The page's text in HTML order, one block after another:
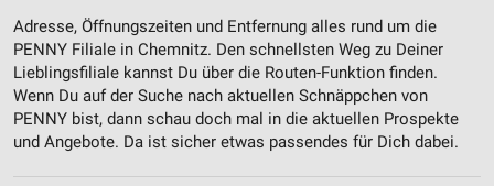
Adresse, Öffnungszeiten und Entfernung alles rund um die
PENNY Filiale in Chemnitz. Den schnellsten Weg zu Deiner
Lieblingsfiliale kannst Du über die Routen-Funktion finden.
Wenn Du auf der Suche nach aktuellen Schnäppchen von
PENNY bist, dann schau doch mal in die aktuellen Prospekte
und Angebote. Da ist sicher etwas passendes für Dich dabei.